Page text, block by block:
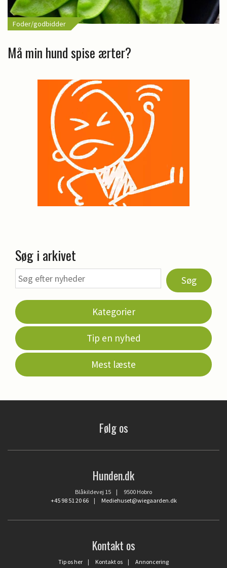
Foder/godbidder
Må min hund spise ærter?
Søg i arkivet
Søg
Kategorier
Tip en nyhed
Mest læste
Følg os
Hunden.dk
Blåkildevej 15 | 9500 Hobro
+45 98 51 20 66| Mediehuset@wiegaarden.dk
Kontakt os
Tip os her | Kontakt os | Annoncering